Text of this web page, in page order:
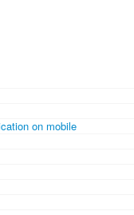
on mobile